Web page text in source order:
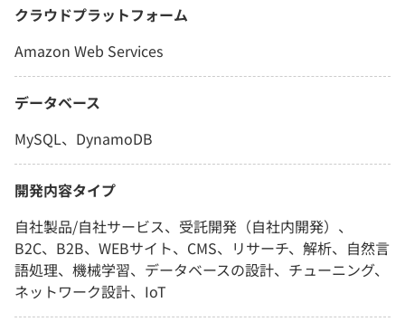
クラウドプラットフォーム
Amazon Web Services
データベース
MySQL、DynamoDB
開発内容タイプ
自社製品/自社サービス、受託開発（自社内開発）、
B2C、B2B、WEBサイト、CMS、リサーチ、解析、自然言
語処理、機械学習、データベースの設計、チューニング、
ネットワーク設計、IoT